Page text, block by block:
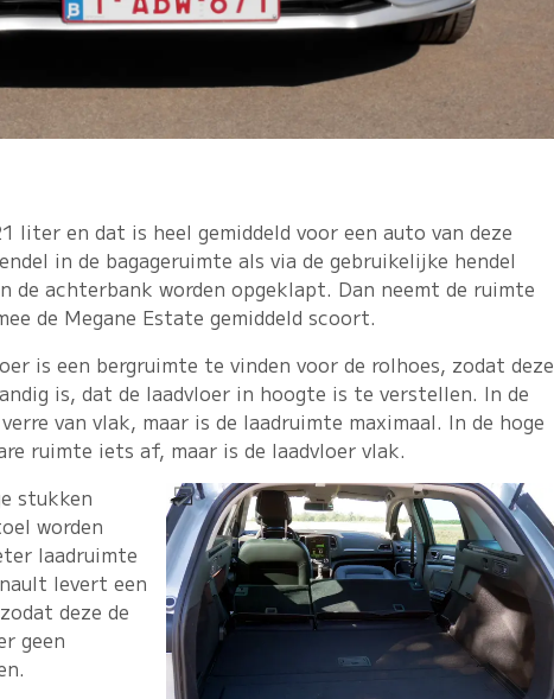
liter en dat is heel gemiddeld voor een auto van deze
in de bagageruimte als via de gebruikelijke hendel
de achterbank worden opgeklapt. Dan neemt de ruimte
de Megane Estate gemiddeld scoort.
is een bergruimte te vinden voor de rolhoes, zodat deze
is, dat de laadvloer in hoogte is te verstellen. In de
van vlak, maar is de laadruimte maximaal. In de hoge
ruimte iets af, maar is de laadvloer vlak.
stukken
worden
laadruimte
levert een
deze de
geen